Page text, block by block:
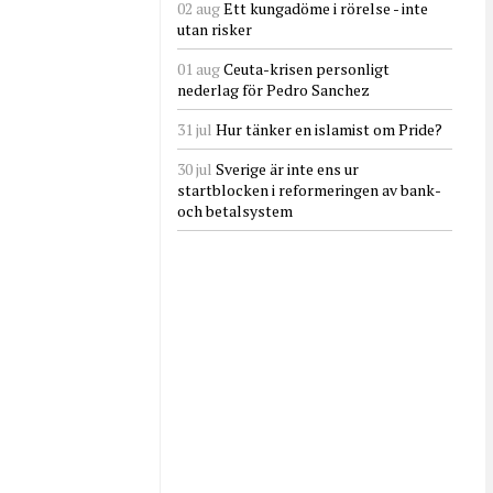
02 augEtt kungadöme i rörelse - inte
utan risker
01 augCeuta-krisen personligt
nederlag för Pedro Sanchez
31 jul Hur tänker en islamist om Pride?
30 jul Sverige är inte ens ur
startblocken i reformeringen av bank-
och betalsystem